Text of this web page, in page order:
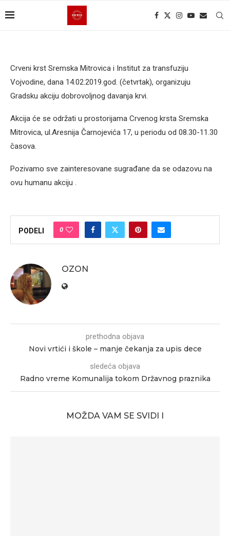
Crveni krst Sremska Mitrovica i Institut za transfuziju
Vojvodine, dana 14.02.2019.god. (četvrtak), organizuju
Gradsku akciju dobrovoljnog davanja krvi.
Akcija će se održati u prostorijama Crvenog krsta Sremska
Mitrovica, ul.Aresnija Čarnojevića 17, u periodu od 08.30-11.30
časova.
Pozivamo sve zainteresovane sugrađane da se odazovu na
ovu humanu akciju .
PODELI 0
OZON
prethodna objava
Novi vrtići i škole – manje čekanja za upis dece
sledeća objava
Radno vreme Komunalija tokom Državnog praznika
MOŽDA VAM SE SVIDI I